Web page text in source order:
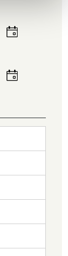
Seleziona
la
Seleziona
la